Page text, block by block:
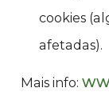
cookies
afetadas).
Mais info: